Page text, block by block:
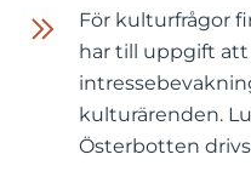
För kulturfrågor
har till uppgift
kulturärenden.
Österbotten